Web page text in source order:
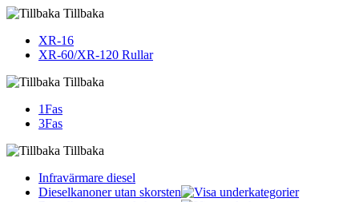
Tillbaka
XR-16
XR-60/XR-120 Rullar
Tillbaka
1Fas
3Fas
Tillbaka
Infravärmare diesel
Dieselkanoner utan skorsten